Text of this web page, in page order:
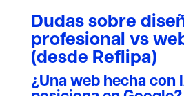
Dudas sobre
profesional vs
(desde Reflipa)
¿Una web hecha con